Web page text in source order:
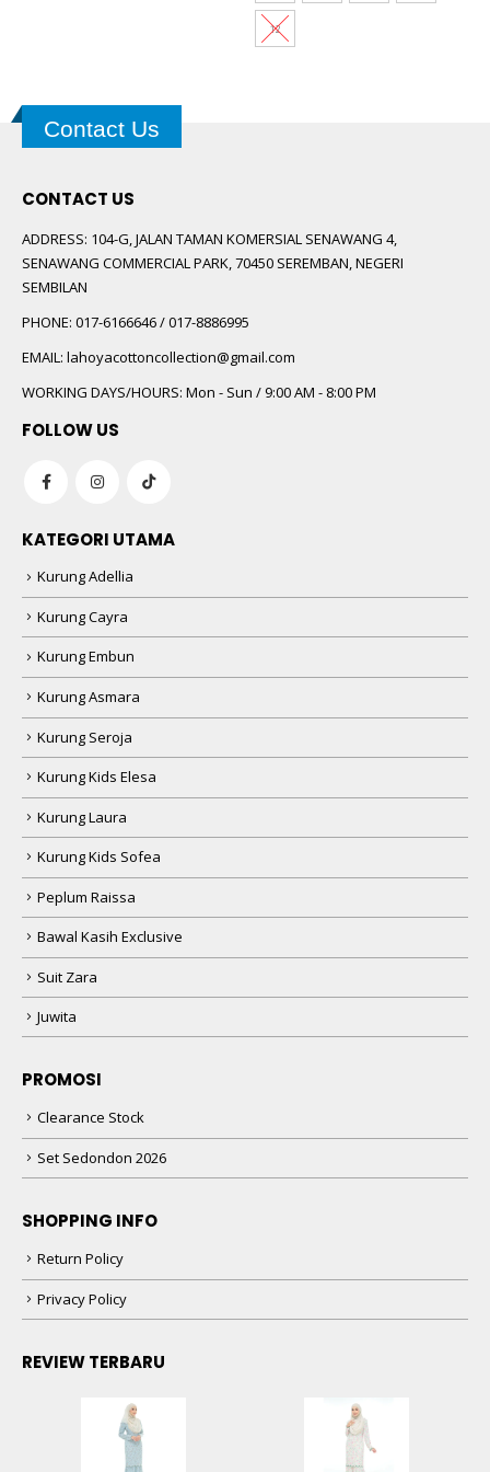
12
Contact Us
CONTACT US
ADDRESS: 104-G, JALAN TAMAN KOMERSIAL SENAWANG 4,
SENAWANG COMMERCIAL PARK, 70450 SEREMBAN, NEGERI
SEMBILAN
PHONE: 017-6166646 / 017-8886995
EMAIL: lahoyacottoncollection@gmail.com
WORKING DAYS/HOURS: Mon - Sun / 9:00 AM - 8:00 PM
FOLLOW US
KATEGORI UTAMA
Kurung Adellia
Kurung Cayra
Kurung Embun
Kurung Asmara
Kurung Seroja
Kurung Kids Elesa
Kurung Laura
Kurung Kids Sofea
Peplum Raissa
Bawal Kasih Exclusive
Suit Zara
Juwita
PROMOSI
Clearance Stock
Set Sedondon 2026
SHOPPING INFO
Return Policy
Privacy Policy
REVIEW TERBARU